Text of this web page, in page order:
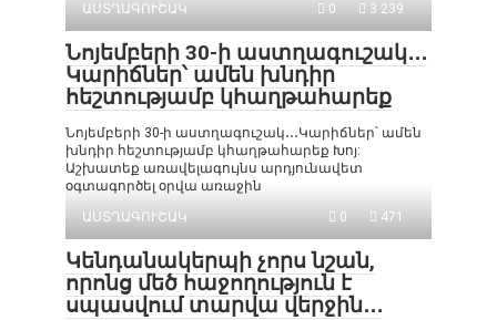
ԱՍՏՂԱԳՈՒՇԱԿ
0 3 239
Նոյեմբերի 30-ի աստղագուշակ․․․
Կարիճներ՝ ամեն խնդիր
հեշտությամբ կհաղթահարեք
Նոյեմբերի 30-ի աստղագուշակ․․․Կարիճներ՝ ամեն
խնդիր հեշտությամբ կհաղթահարեք Խոյ:
Աշխատեք առավելագույնս արդյունավետ
օգտագործել օրվա առաջին
ԱՍՏՂԱԳՈՒՇԱԿ
0 471
Կենդանակերպի չորս նշան,
որոնց մեծ հաջողություն է
սպասվում տարվա վերջին․․․